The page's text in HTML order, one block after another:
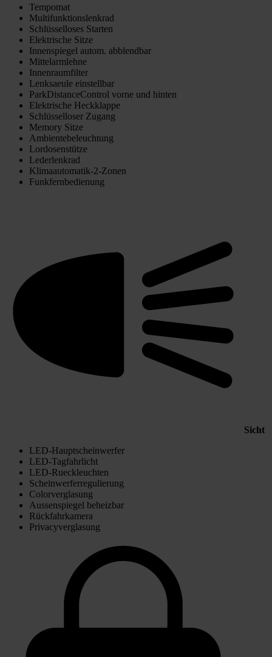
Tempomat
Multifunktionslenkrad
Schlüsselloses Starten
Elektrische Sitze
Innenspiegel autom. abblendbar
Mittelarmlehne
Innenraumfilter
Lenksaeule einstellbar
ParkDistanceControl vorne und hinten
Elektrische Heckklappe
Schlüsselloser Zugang
Memory Sitze
Ambientebeleuchtung
Lordosenstütze
Lederlenkrad
Klimaautomatik-2-Zonen
Funkfernbedienung
Sicht
LED-Hauptscheinwerfer
LED-Tagfahrlicht
LED-Rueckleuchten
Scheinwerferregulierung
Colorverglasung
Aussenspiegel beheizbar
Rückfahrkamera
Privacyverglasung